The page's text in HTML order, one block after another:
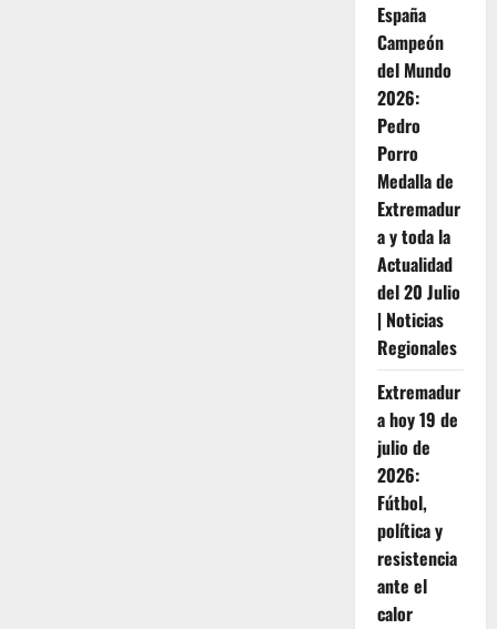
España
Campeón
del Mundo
2026:
Pedro
Porro
Medalla de
Extremadur
a y toda la
Actualidad
del 20 Julio
| Noticias
Regionales
Extremadur
a hoy 19 de
julio de
2026:
Fútbol,
política y
resistencia
ante el
calor